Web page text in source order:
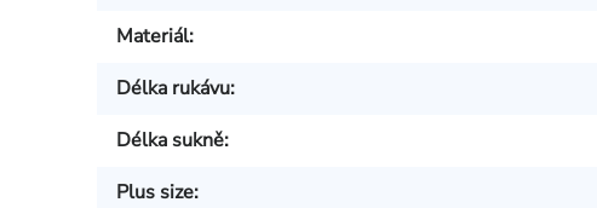
Materiál:
Délka rukávu:
Délka sukně:
Plus size: